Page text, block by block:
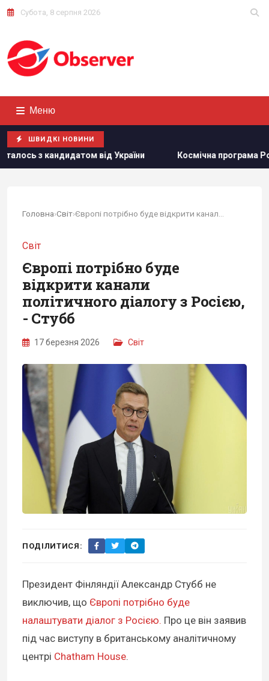
Субота, 8 серпня 2026
Меню
ШВИДКІ НОВИНИ
від України Космічна програма Росії залежить
Головна›Світ›
Світ
Європі потрібно буде
відкрити канали
політичного діалогу з Росією,
- Стубб
17 березня 2026 Світ
ПОДІЛИТИСЯ:
Президент Фінляндії Александр Стубб не
виключив, що Європі потрібно буде
налаштувати діалог з Росією. Про це він заявив
під час виступу в британському аналітичному
центрі Chatham House.